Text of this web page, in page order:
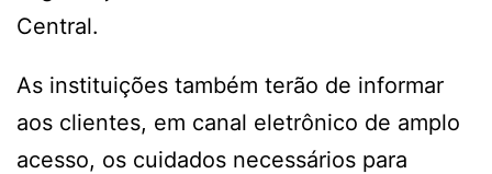
Central.
As instituições também terão de informar
aos clientes, em canal eletrônico de amplo
acesso, os cuidados necessários para